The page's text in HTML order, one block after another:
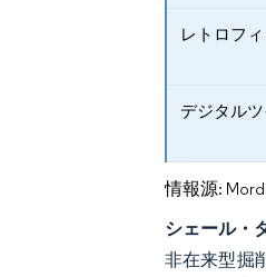
レトロフ
デジタル
情報源:
シェール・
非在来型掘